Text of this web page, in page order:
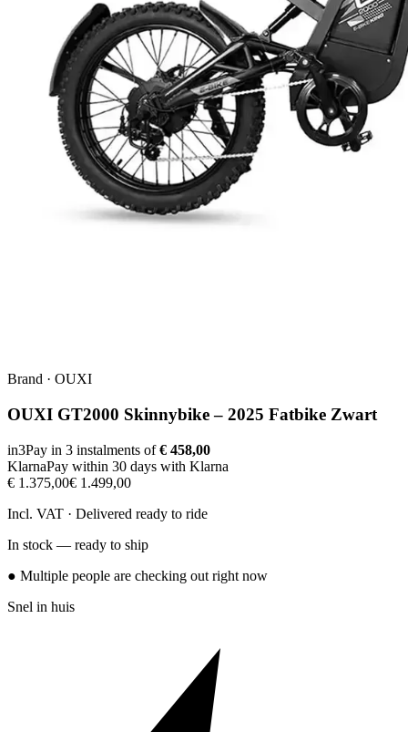
Brand · OUXI
OUXI GT2000 Skinnybike – 2025 Fatbike Zwart
in3Pay in 3 instalments of € 458,00
KlarnaPay within 30 days with Klarna
€ 1.375,00€ 1.499,00
Incl. VAT · Delivered ready to ride
In stock — ready to ship
● Multiple people are checking out right now
Snel in huis